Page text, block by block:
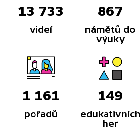
13 733
videí
867
námětů do
výuky
1 161
pořadů
149
edukativních
her